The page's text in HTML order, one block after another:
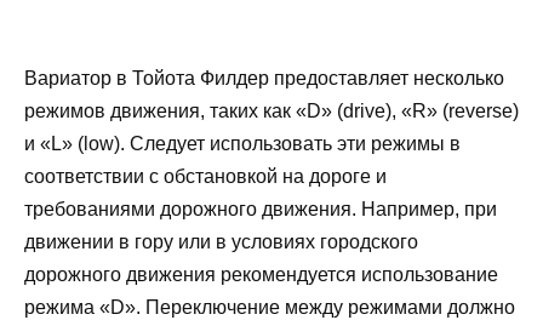
Вариатор в Тойота Филдер предоставляет несколько
режимов движения, таких как «D» (drive), «R» (reverse)
и «L» (low). Следует использовать эти режимы в
соответствии с обстановкой на дороге и
требованиями дорожного движения. Например, при
движении в гору или в условиях городского
дорожного движения рекомендуется использование
режима «D». Переключение между режимами должно